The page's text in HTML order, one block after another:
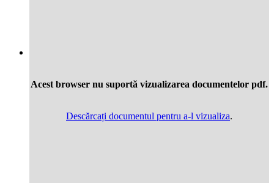
Acest browser nu suportă vizualizarea documentelor pdf.
Descărcați documentul pentru a-l vizualiza.